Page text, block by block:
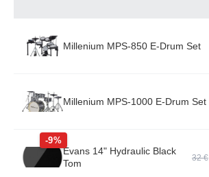
Millenium MPS-850 E-Drum Set
Millenium MPS-1000 E-Drum Set
-9%
Evans 14" Hydraulic Black
Tom
32 €